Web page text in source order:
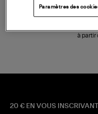
à partir
20 € EN VOUS
Paramètres des